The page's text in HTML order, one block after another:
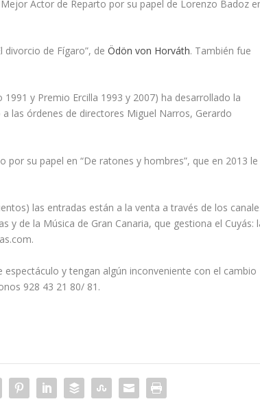
Actor de Reparto por su papel de Lorenzo Badoz
divorcio de Fígaro”, deÖdön von Horváth. También fue
y Premio Ercilla 1993 y 2007) ha desarrollado la
las órdenes de directores Miguel Narros, Gerardo
su papel en “De ratones y hombres”, que en 2013 le
las entradas están a la venta a través de los
y de la Música de Gran Canaria, que gestiona el Cuyás:
y tengan algún inconveniente con el cambio
928 43 21 80/ 81.